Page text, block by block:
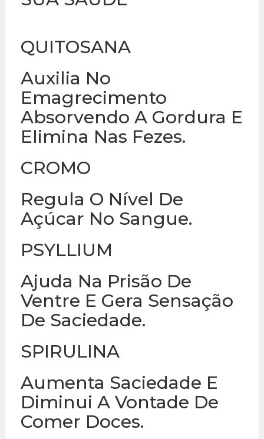
QUITOSANA
Auxilia No
Emagrecimento
Absorvendo A Gordura E
Elimina Nas Fezes.
CROMO
Regula O Nível De
Açúcar No Sangue.
PSYLLIUM
Ajuda Na Prisão De
Ventre E Gera Sensação
De Saciedade.
SPIRULINA
Aumenta Saciedade E
Diminui A Vontade De
Comer Doces.